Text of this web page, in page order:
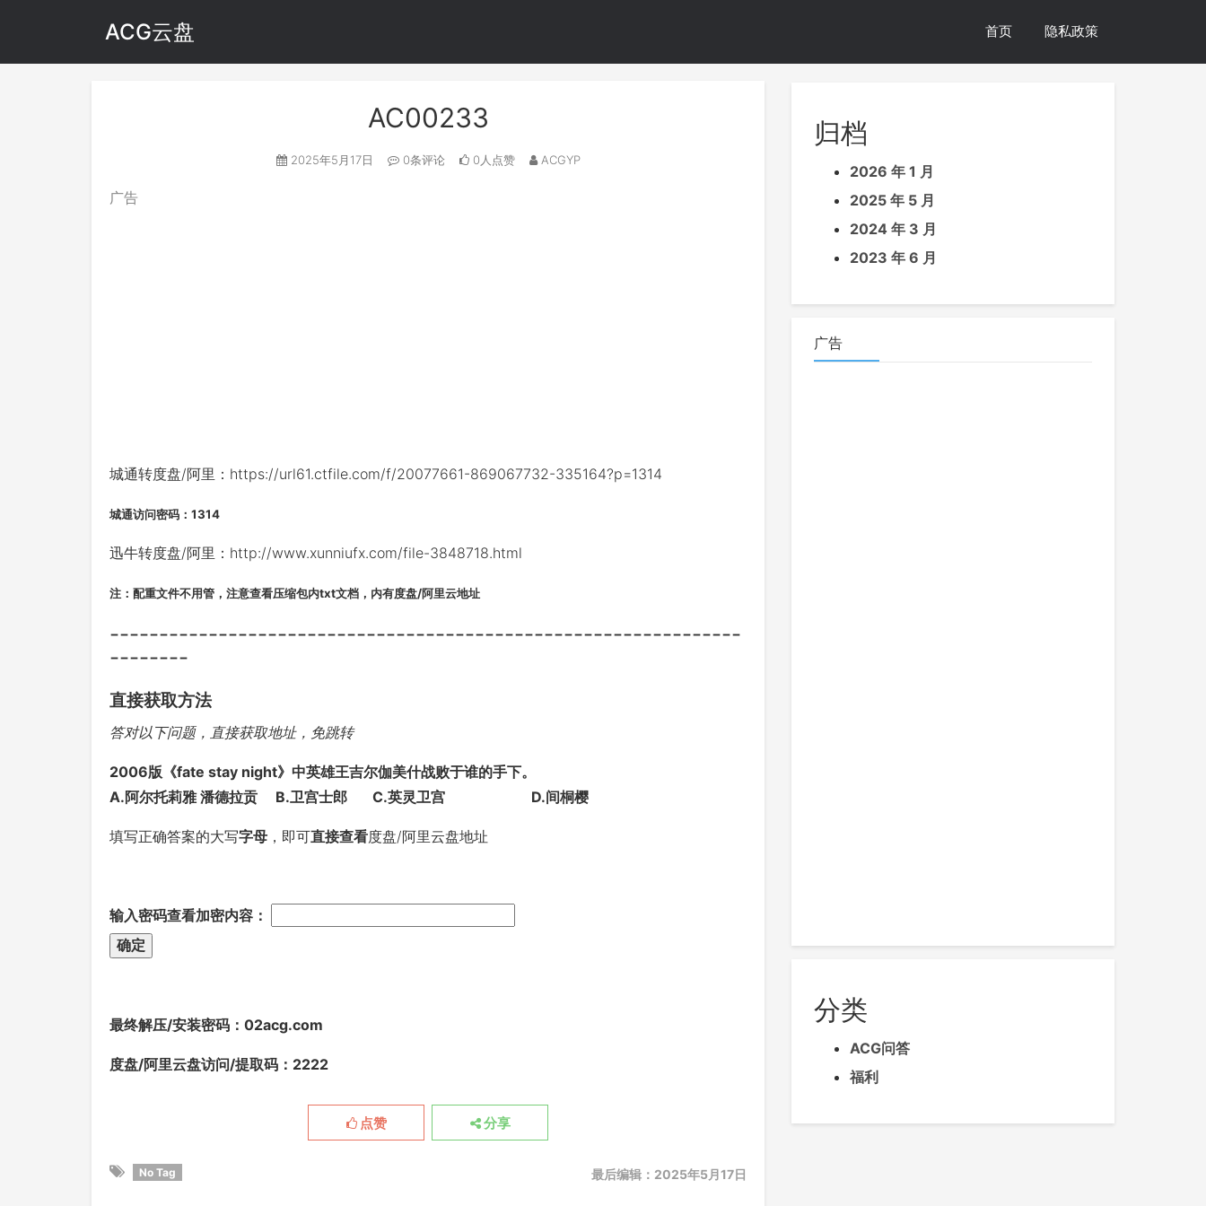
ACG云盘 首页 隐私政策
AC00233
2025年5月17日 0条评论 0人点赞 ACGYP
广告
城通转度盘/阿里：https://url61.ctfile.com/f/20077661-869067732-335164?p=1314
城通访问密码：1314
迅牛转度盘/阿里：http://www.xunniufx.com/file-3848718.html
注：配重文件不用管，注意查看压缩包内txt文档，内有度盘/阿里云地址
----------------------------------------------------------------
--------
直接获取方法
答对以下问题，直接获取地址，免跳转
2006版《fate stay night》中英雄王吉尔伽美什战败于谁的手下。
A.阿尔托莉雅 潘德拉贡 B.卫宫士郎 C.英灵卫宫 D.间桐樱
填写正确答案的大写字母 ，即可直接查看度盘/阿里云盘地址
输入密码查看加密内容：
最终解压/安装密码 ：02acg.com
度盘/阿里云盘访问/提取码：2222
点赞 分享
No Tag 最后编辑：2025年5月17日
归档
2026 年 1 月
2025 年 5 月
2024 年 3 月
2023 年 6 月
广告
分类
ACG问答
福利